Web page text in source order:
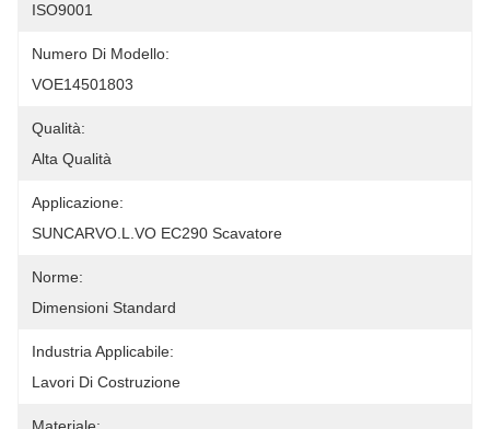
ISO9001
Numero Di Modello:
VOE14501803
Qualità:
Alta Qualità
Applicazione:
SUNCARVO.L.VO EC290 Scavatore
Norme:
Dimensioni Standard
Industria Applicabile:
Lavori Di Costruzione